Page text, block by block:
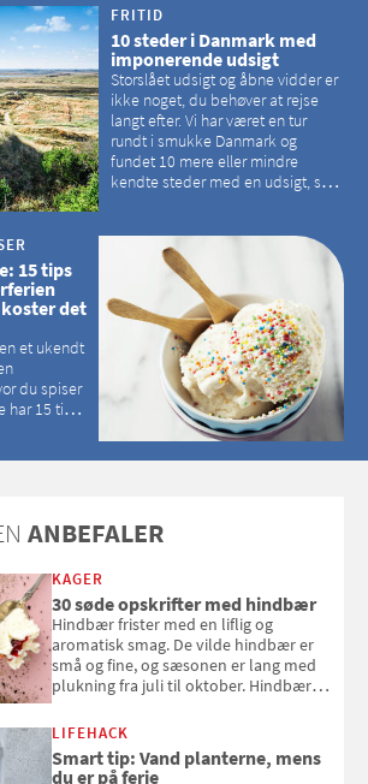
omvej værd
FRITID
10 steder i Danmark med
imponerende udsigt
Storslået udsigt og åbne vidder er
ikke noget, du behøver at rejse
langt efter. Vi har været en tur
rundt i smukke Danmark og
fundet 10 mere eller mindre
kendte steder med en udsigt, som
15 tips
det
et ukendt
du spiser
har 15 tips
ANBEFALER
KAGER
30 søde opskrifter med hindbær
Hindbær frister med en liflig og
aromatisk smag. De vilde hindbær er
små og fine, og sæsonen er lang med
plukning fra juli til oktober. Hindbær
kan bruge dine hindbær i alt fra
bagværk og salater til is og syltning.
LIFEHACK
Smart tip: Vand planterne, mens
du er på ferie